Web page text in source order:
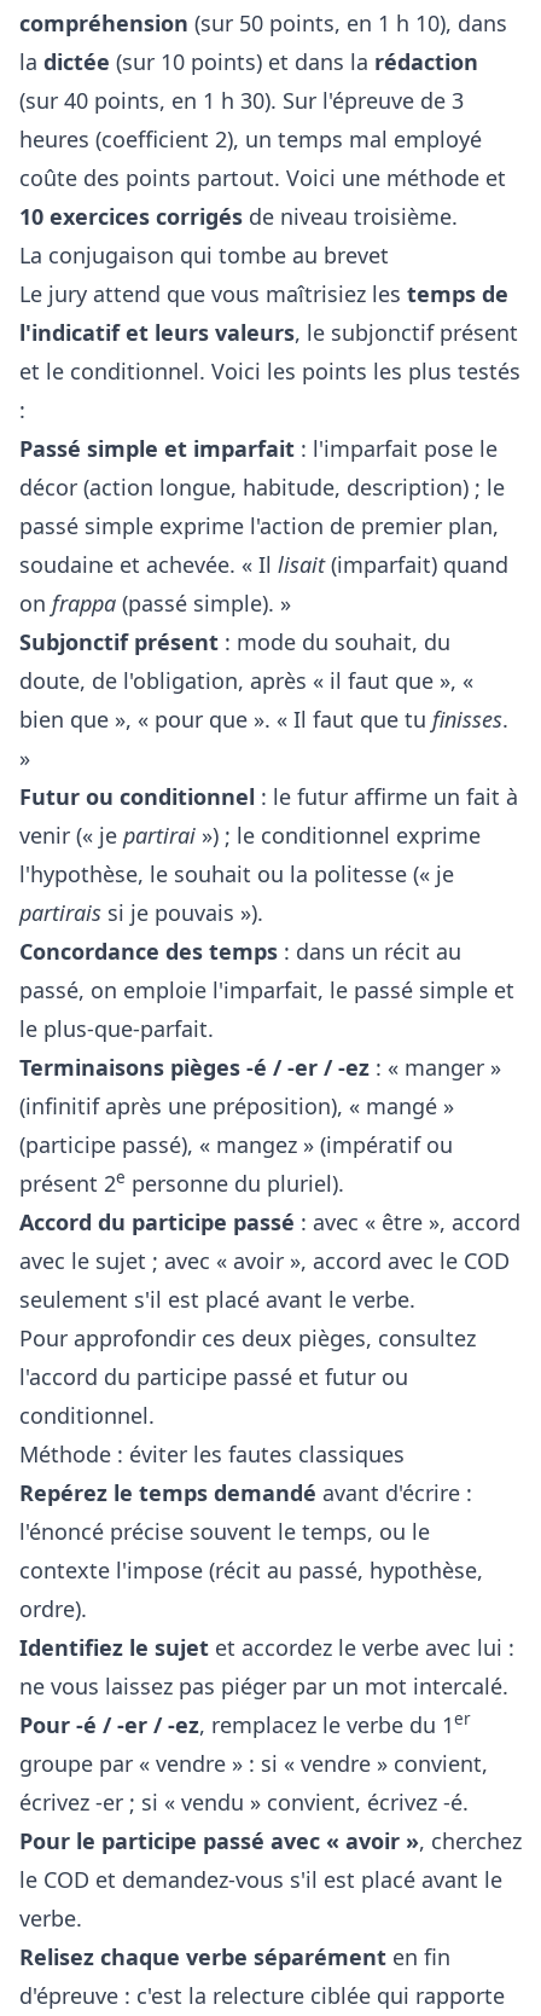
compréhension (sur 50 points, en 1 h 10), dans
la dictée (sur 10 points) et dans la rédaction
(sur 40 points, en 1 h 30). Sur l'épreuve de 3
heures (coefficient 2), un temps mal employé
coûte des points partout. Voici une méthode et
10 exercices corrigés de niveau troisième.
La conjugaison qui tombe au brevet
Le jury attend que vous maîtrisiez les temps de
l'indicatif et leurs valeurs, le subjonctif présent
et le conditionnel. Voici les points les plus testés
:
Passé simple et imparfait : l'imparfait pose le
décor (action longue, habitude, description) ; le
passé simple exprime l'action de premier plan,
soudaine et achevée. « Il lisait(imparfait) quand
on frappa (passé simple). »
Subjonctif présent : mode du souhait, du
doute, de l'obligation, après « il faut que », «
bien que », « pour que ». « Il faut que tu finisses.
»
Futur ou conditionnel : le futur affirme un fait à
venir (« je partirai ») ; le conditionnel exprime
l'hypothèse, le souhait ou la politesse (« je
partirais si je pouvais »).
Concordance des temps : dans un récit au
passé, on emploie l'imparfait, le passé simple et
le plus-que-parfait.
Terminaisons pièges -é / -er / -ez : « manger »
(infinitif après une préposition), « mangé »
(participe passé), « mangez » (impératif ou
présent 2e personne du pluriel).
Accord du participe passé : avec « être », accord
avec le sujet ; avec « avoir », accord avec le COD
seulement s'il est placé avant le verbe.
Pour approfondir ces deux pièges, consultez
l'accord du participe passé et futur ou
conditionnel.
Méthode : éviter les fautes classiques
Repérez le temps demandé avant d'écrire :
l'énoncé précise souvent le temps, ou le
contexte l'impose (récit au passé, hypothèse,
ordre).
Identifiez le sujet et accordez le verbe avec lui :
ne vous laissez pas piéger par un mot intercalé.
Pour -é / -er / -ez, remplacez le verbe du 1er
groupe par « vendre » : si « vendre » convient,
écrivez -er ; si « vendu » convient, écrivez -é.
Pour le participe passé avec « avoir », cherchez
le COD et demandez-vous s'il est placé avant le
verbe.
Relisez chaque verbe séparément en fin
d'épreuve : c'est la relecture ciblée qui rapporte